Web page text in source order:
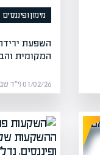
מימון ופיננסים
השפעת
המקומית
01/02/26 (י״ד שבט תשפ״ו) | מערכת אפיק